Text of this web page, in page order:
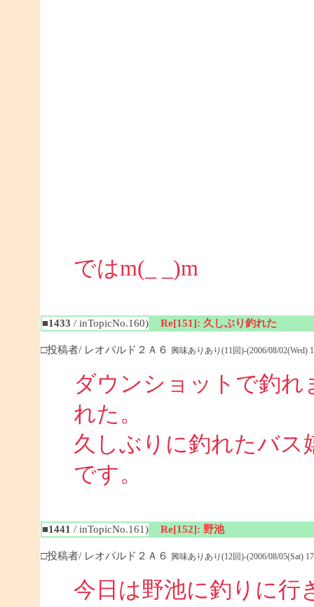
ではm(_ _)m
■1433 / inTopicNo.160) Re[151]: 久しぶり釣れた
□投稿者/ レオパルド２Ａ６ 興味ありあり(11回)-(2006/08/02(Wed)
ダウンショットで釣
れた。
久しぶりに釣れたバス
です。
■1441 / inTopicNo.161) Re[152]: 野池
□投稿者/ レオパルド２Ａ６ 興味ありあり(12回)-(2006/08/05(Sat)
今日は野池に釣りに行